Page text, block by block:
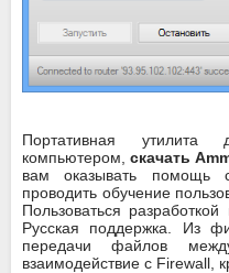
Портативная утилита
компьютером,скачать
вам оказывать помощь
проводить обучение
Пользоваться
Русская поддержка. Из
передачи файлов
взаимодействие с Firewall,